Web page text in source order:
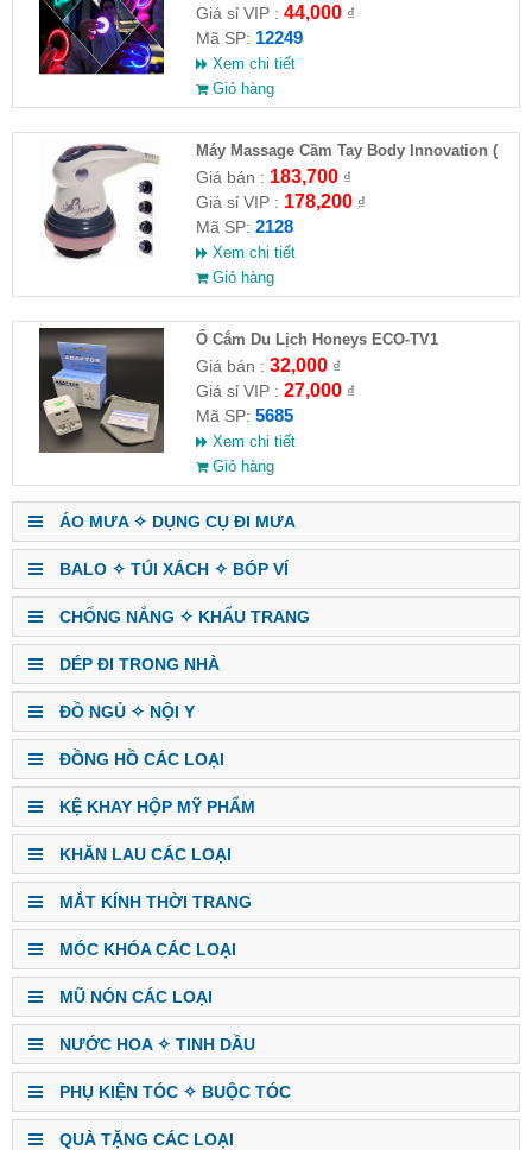
Giá sỉ VIP : 44,000₫
Mã SP: 12249
Xem chi tiết
Giỏ hàng
Máy Massage Cầm Tay Body Innovation (
HĐ )
Giá bán : 183,700₫
Giá sỉ VIP : 178,200₫
Mã SP: 2128
Xem chi tiết
Giỏ hàng
Ổ Cắm Du Lịch Honeys ECO-TV1
Giá bán : 32,000₫
Giá sỉ VIP : 27,000₫
Mã SP: 5685
Xem chi tiết
Giỏ hàng
ÁO MƯA ✧ DỤNG CỤ ĐI MƯA
BALO ✧ TÚI XÁCH ✧ BÓP VÍ
CHỐNG NẮNG ✧ KHẨU TRANG
DÉP ĐI TRONG NHÀ
ĐỒ NGỦ ✧ NỘI Y
ĐỒNG HỒ CÁC LOẠI
KỆ KHAY HỘP MỸ PHẨM
KHĂN LAU CÁC LOẠI
MẮT KÍNH THỜI TRANG
MÓC KHÓA CÁC LOẠI
MŨ NÓN CÁC LOẠI
NƯỚC HOA ✧ TINH DẦU
PHỤ KIỆN TÓC ✧ BUỘC TÓC
QUÀ TẶNG CÁC LOẠI